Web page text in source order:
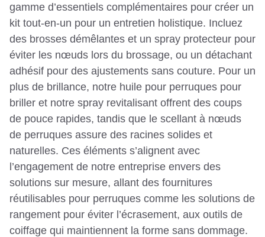
gamme d’essentiels complémentaires pour créer un
kit tout-en-un pour un entretien holistique. Incluez
des brosses démêlantes et un spray protecteur pour
éviter les nœuds lors du brossage, ou un détachant
adhésif pour des ajustements sans couture. Pour un
plus de brillance, notre huile pour perruques pour
briller et notre spray revitalisant offrent des coups
de pouce rapides, tandis que le scellant à nœuds
de perruques assure des racines solides et
naturelles. Ces éléments s’alignent avec
l’engagement de notre entreprise envers des
solutions sur mesure, allant des fournitures
réutilisables pour perruques comme les solutions de
rangement pour éviter l’écrasement, aux outils de
coiffage qui maintiennent la forme sans dommage.